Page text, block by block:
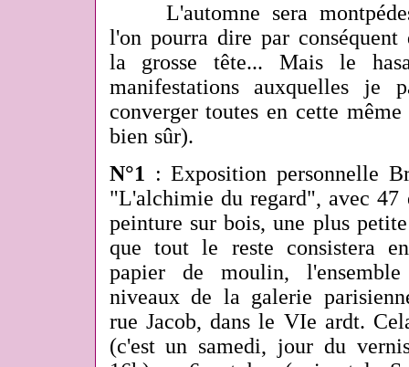
L'automne sera
l'on pourra dire par
la grosse tête... Mais le
manifestations auxquelles je
converger toutes en cette
bien sûr).
N°1 : Exposition personnelle
"L'alchimie du regard", avec 47
peinture sur bois, une plus
que tout le reste consistera
papier de moulin,
niveaux de la galerie
rue Jacob, dans le VIe ardt.
(c'est un samedi, jour du